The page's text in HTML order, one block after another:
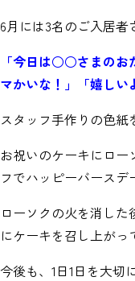
6月には3名のご入居者
「今日は○○さまのお
マかいな！」「嬉しい
スタッフ手作りの色
お祝いのケーキにロー
フでハッピーバース
ローソクの火を消した
にケーキを召し上がっ
今後も、1日1日を大切